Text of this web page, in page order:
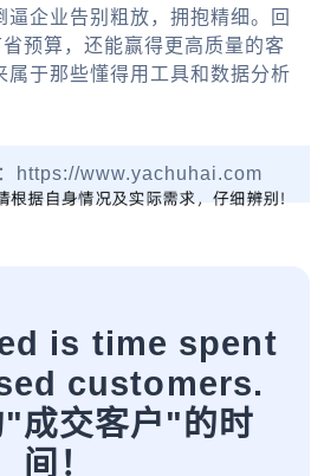
企业告别粗放，拥抱精细。回
省预算，还能赢得更高质量的客
属于那些懂得用工具和数据分析
https://www.yachuhai.com
is time spent
customers.
"成交客户"的时
间！